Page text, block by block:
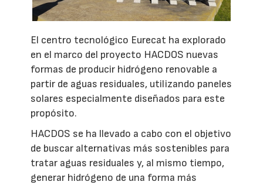
El centro tecnológico Eurecat ha explorado
en el marco del proyecto HACDOS nuevas
formas de producir hidrógeno renovable a
partir de aguas residuales, utilizando paneles
solares especialmente diseñados para este
propósito.
HACDOS se ha llevado a cabo con el objetivo
de buscar alternativas más sostenibles para
tratar aguas residuales y, al mismo tiempo,
generar hidrógeno de una forma más